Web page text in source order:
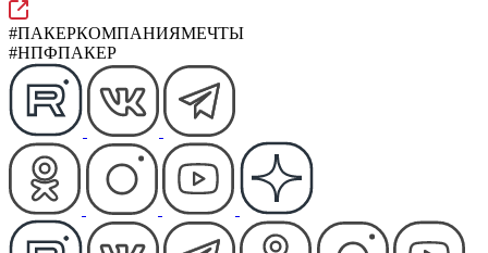
#ПАКЕРКОМПАНИЯМЕЧТЫ
#НПФПАКЕР